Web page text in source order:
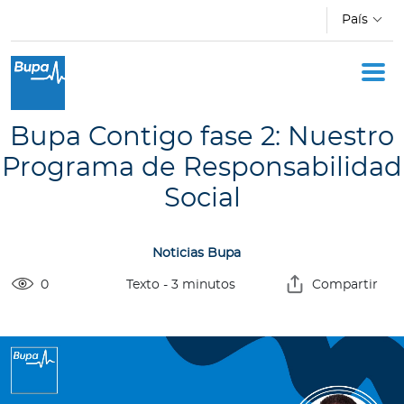
País
Oficina Móvil
Acerca de Bupa
Bupa Contigo fase 2: Nuestro
Programa de Responsabilidad
Social
Noticias Bupa
0 Texto - 3minutos Compartir